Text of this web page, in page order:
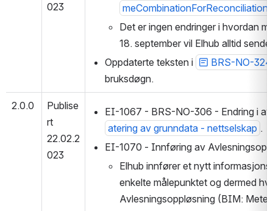
023
meCombinationForReconciliation
Det er ingen endringer i hvordan
18. september vil Elhub alltid
Oppdaterte teksten i
BRS-NO-
bruksdøgn.
2.0.0
Publise
rt
22.02.2
023
EI-1067 - BRS-NO-306 - Endring i
atering av grunndata - nettselskap .
EI-1070 - Innføring av
Elhub innfører et nytt
enkelte målepunktet og dermed
Avlesningsoppløsning (BIM: